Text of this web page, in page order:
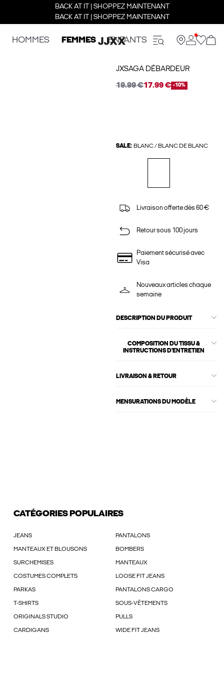
BACK AT IT | SHOPPEZ MAINTENANT
BACK AT IT | SHOPPEZ MAINTENANT
HOMMES FEMMES ENFANTS
JXSAGA DÉBARDEUR
19.99 €17.99 € -10%
SALE: BLANC / BLANC DE BLANC
Livraison offerte dès 60 €
Retour sous 100 jours
Paiement sécurisé avec
Visa
Nouveaux articles chaque
semaine
DESCRIPTION DU PRODUIT
COMPOSITION DU TISSU &
INSTRUCTIONS D'ENTRETIEN
LIVRAISON & RETOUR
MENSURATIONS DU MODÈLE
CATÉGORIES POPULAIRES
JEANS PANTALONS
MANTEAUX ET BLOUSONS BOMBERS
SURCHEMISES MANTEAUX
COSTUMES COMPLETS LOOSE FIT JEANS
PARKAS PANTALONS CARGO
T-SHIRTS SOUS-VÊTEMENTS
ORIGINALS STUDIO PULLS
CARDIGANS WIDE FIT JEANS